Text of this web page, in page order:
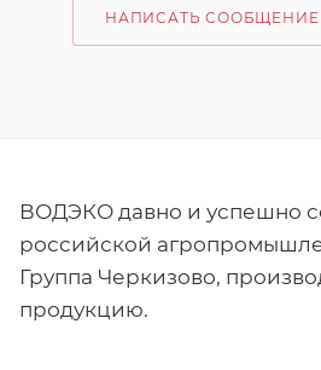
НАПИСАТЬ СООБЩЕНИЕ
ВОДЭКО давно и успешно
российской
Группа Черкизово,
продукцию.